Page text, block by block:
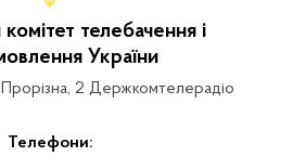
телебачення і
України
Прорізна, 2 Держкомтелерадіо
Телефони: